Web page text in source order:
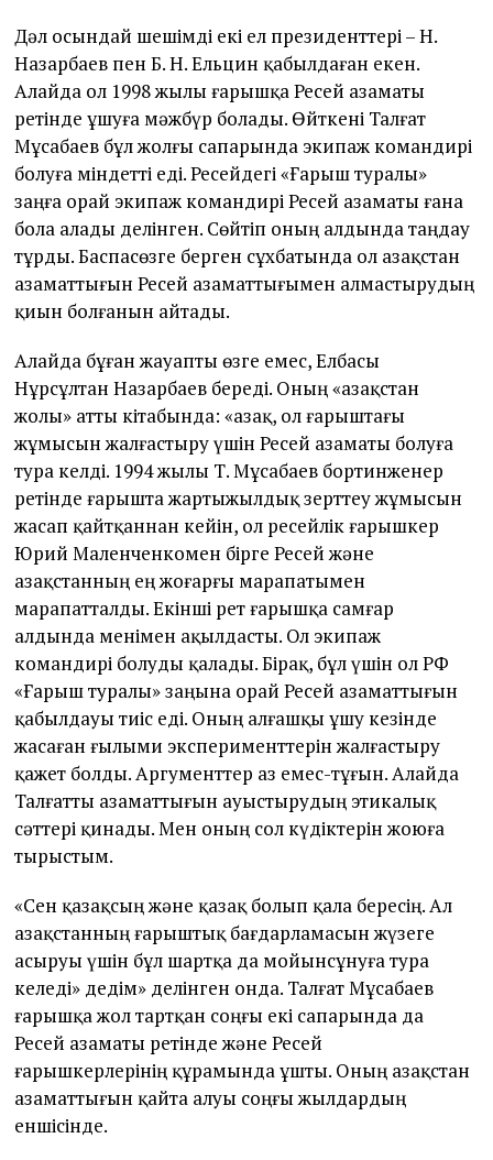
Дәл осындай шешімді екі ел президенттері – Н.
Назарбаев пен Б. Н. Ельцин қабылдаған екен.
Алайда ол 1998 жылы ғарышқа Ресей азаматы
ретінде ұшуға мәжбүр болады. Өйткені Талғат
Мұсабаев бұл жолғы сапарында экипаж командирі
болуға міндетті еді. Ресейдегі «Ғарыш туралы»
заңға орай экипаж командирі Ресей азаматы ғана
бола алады делінген. Сөйтіп оның алдында таңдау
тұрды. Баспасөзге берген сұхбатында ол Қазақстан
азаматтығын Ресей азаматтығымен алмастырудың
қиын болғанын айтады.
Алайда бұған жауапты өзге емес, Елбасы
Нұрсұлтан Назарбаев береді. Оның «Қазақстан
жолы» атты кітабында: «Қазақ, ол ғарыштағы
жұмысын жалғастыру үшін Ресей азаматы болуға
тура келді. 1994 жылы Т. Мұсабаев борт­инженер
ретінде ғарышта жартыжылдық зерттеу жұмысын
жасап қайтқаннан кейін, ол ресейлік ғарышкер
Юрий Маленченкомен бірге Ресей және
Қазақстанның ең жоғарғы марапатымен
марапатталды. Екінші рет ғарышқа самғар
алдында менімен ақылдасты. Ол экипаж
командирі болуды қалады. Бірақ, бұл үшін ол РФ
«Ғарыш туралы» заңына орай Ресей азаматтығын
қабылдауы тиіс еді. Оның алғашқы ұшу кезінде
жасаған ғылыми эксперименттерін жалғастыру
қажет болды. Аргументтер аз емес-тұғын. Алайда
Талғатты азаматтығын ауыстырудың этикалық
сәттері қинады. Мен оның сол күдіктерін жоюға
тырыс­тым.
«Сен қазақсың және қазақ болып қала бересің. Ал
Қазақстанның ғарыштық бағдарламасын жүзеге
асыруы үшін бұл шартқа да мойынсұнуға тура
келеді» дедім» делінген онда. Талғат Мұсабаев
ғарышқа жол тартқан соңғы екі сапарында да
Ресей азаматы ретінде және Ресей
ғарышкерлерінің құрамында ұшты. Оның Қазақстан
азаматтығын қайта алуы соңғы жылдардың
еншісінде.